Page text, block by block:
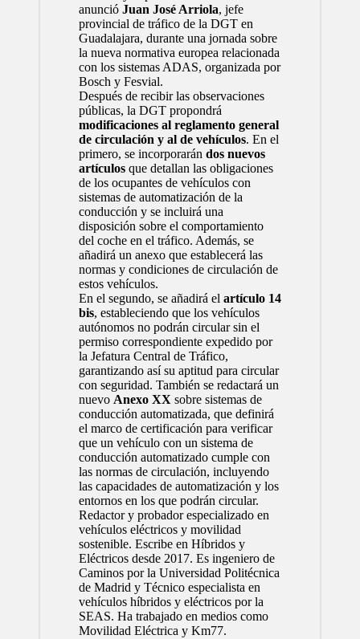
anunció Juan José Arriola, jefe
provincial de tráfico de la DGT en
Guadalajara, durante una jornada sobre
la nueva normativa europea relacionada
con los sistemas ADAS, organizada por
Bosch y Fesvial.
Después de recibir las observaciones
públicas, la DGT propondrá
modificaciones al reglamento general
de circulación y al de vehículos. En el
primero, se incorporarán dos nuevos
artículosque detallan las obligaciones
de los ocupantes de vehículos con
sistemas de automatización de la
conducción y se incluirá una
disposición sobre el comportamiento
del coche en el tráfico. Además, se
añadirá un anexo que establecerá las
normas y condiciones de circulación de
estos vehículos.
En el segundo, se añadirá el artículo 14
bis, estableciendo que los vehículos
autónomos no podrán circular sin el
permiso correspondiente expedido por
la Jefatura Central de Tráfico,
garantizando así su aptitud para circular
con seguridad. También se redactará un
nuevo Anexo XX sobre sistemas de
conducción automatizada, que definirá
el marco de certificación para verificar
que un vehículo con un sistema de
conducción automatizado cumple con
las normas de circulación, incluyendo
las capacidades de automatización y los
entornos en los que podrán circular.
Redactor y probador especializado en
vehículos eléctricos y movilidad
sostenible. Escribe en Híbridos y
Eléctricos desde 2017. Es ingeniero de
Caminos por la Universidad Politécnica
de Madrid y Técnico especialista en
vehículos híbridos y eléctricos por la
SEAS. Ha trabajado en medios como
Movilidad Eléctrica y Km77.